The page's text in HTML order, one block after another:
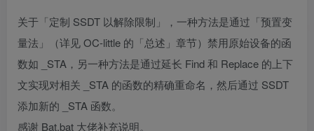
关于「定制 SSDT 以解除限制」，一种方法是通过「预置变
量法」（详见 OC-little 的「总述」章节）禁用原始设备的函
数如 _STA，另一种方法是通过延长 Find 和 Replace 的上下
文实现对相关 _STA 的函数的精确重命名，然后通过 SSDT
添加新的 _STA 函数。
感谢 Bat.bat 大佬补充说明。